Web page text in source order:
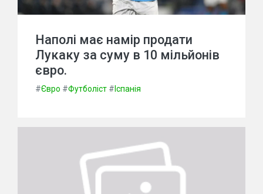
Наполі має намір продати
Лукаку за суму в 10 мільйонів
євро.
#Євро #Футболіст # Іспанія